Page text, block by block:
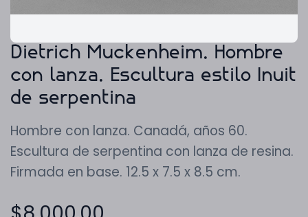
Dietrich Muckenheim. Hombre
con lanza. Escultura estilo Inuit
de serpentina
Hombre con lanza. Canadá, años 60.
Escultura de serpentina con lanza de resina.
Firmada en base. 12.5 x 7.5 x 8.5 cm.